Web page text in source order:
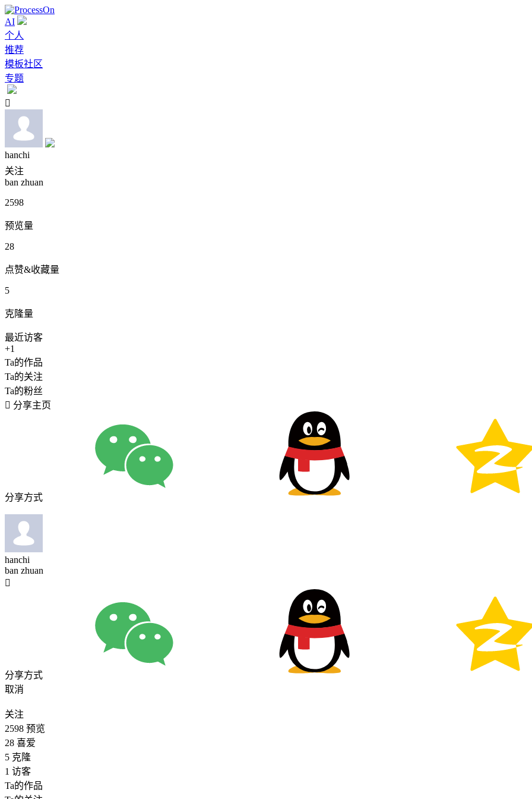
AI
个人
推荐
模板社区
专题

hanchi
关注
ban zhuan
2598
预览量
28
点赞&收藏量
5
克隆量
最近访客
+1
Ta的作品
Ta的关注
Ta的粉丝
 分享主页
分享方式
hanchi
ban zhuan

分享方式
取消
关注
2598 预览
28 喜爱
5 克隆
1 访客
Ta的作品